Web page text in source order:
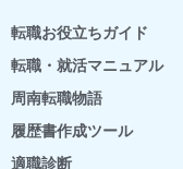
転職お役立ちガイド
転職・就活マニュアル
周南転職物語
履歴書作成ツール
適職診断